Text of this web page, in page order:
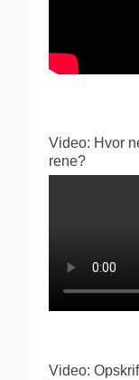
Video: Hvor
rene?
Video: